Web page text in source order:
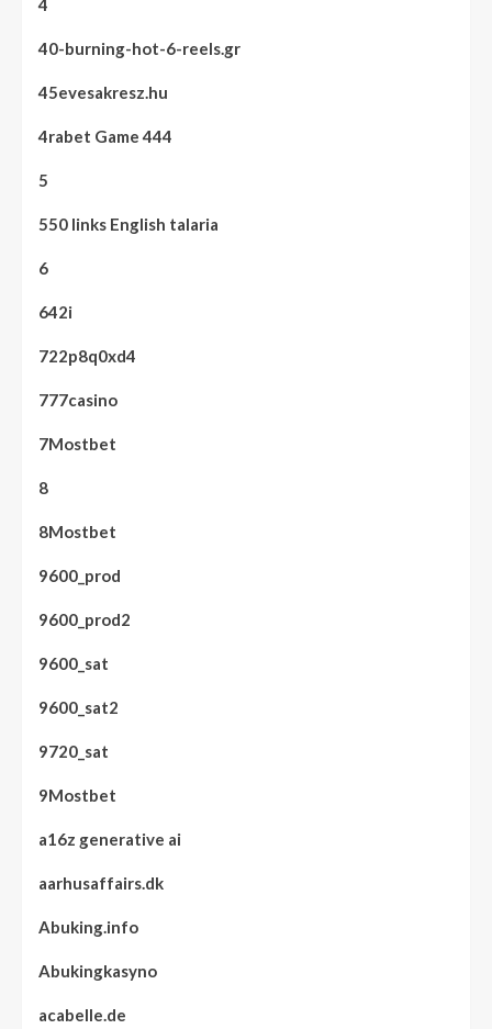
4
40-burning-hot-6-reels.gr
45evesakresz.hu
4rabet Game 444
5
550 links English talaria
6
642i
722p8q0xd4
777casino
7Mostbet
8
8Mostbet
9600_prod
9600_prod2
9600_sat
9600_sat2
9720_sat
9Mostbet
a16z generative ai
aarhusaffairs.dk
Abuking.info
Abukingkasyno
acabelle.de